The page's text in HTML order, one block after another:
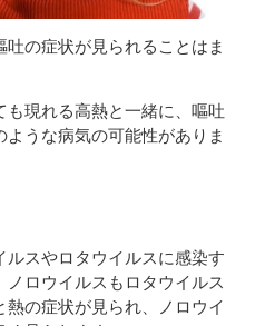
の症状が見られることはま
現れる高熱と一緒に、嘔吐
うな病気の可能性がありま
スやロタウイルスに感染す
ロウイルスもロタウイルス
熱の症状が見られ、ノロウイ